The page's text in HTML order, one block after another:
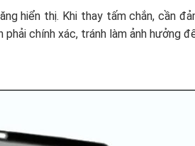
hiển thị. Khi thay tấm chắn, cần
chính xác, tránh làm ảnh hưởng